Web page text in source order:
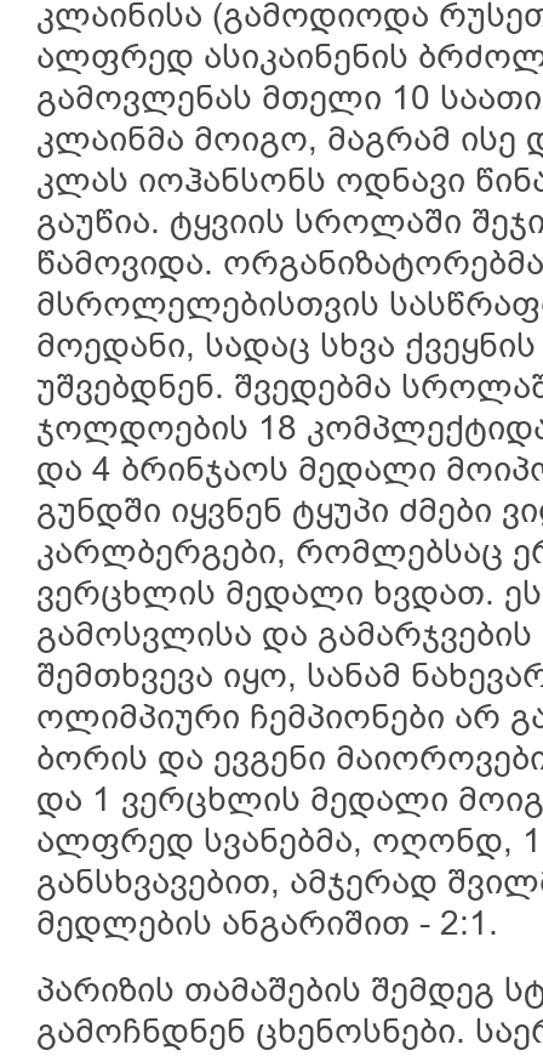
კლაინისა (გამოდიოდა
ალფრედ ასიკაინენის
გამოვლენას მთელი 10
კლაინმა მოიგო, მაგრამ ისე
კლას იოჰანსონს ოდნავი
გაუწია. ტყვიის სროლაში
წამოვიდა.
მსროლელებისთვის
მოედანი, სადაც სხვა
უშვებდნენ. შვედებმა
ჯოლდოების 18
და 4 ბრინჯაოს მედალი
გუნდში იყვნენ ტყუპი ძმები
კარლბერგები, რომლებსაც
ვერცხლის მედალი ხვდათ. ეს
გამოსვლისა და
შემთხვევა იყო, სანამ
ოლიმპიური ჩემპიონები არ
ბორის და ევგენი
და 1 ვერცხლის მედალი
ალფრედ სვანებმა, ოღონდ,
განსხვავებით, ამჯერად
მედლების ანგარიშით - 2:1.
პარიზის თამაშების შემდეგ
გამოჩნდნენ ცხენოსნები.